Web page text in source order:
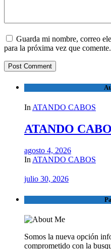
Guarda mi nombre, correo
para la próxima vez que comente.
In ATANDO CABOS
ATANDO
agosto 4, 2026
In ATANDO CABOS
julio 30, 2026
Somos la nueva opción
comprometido con la